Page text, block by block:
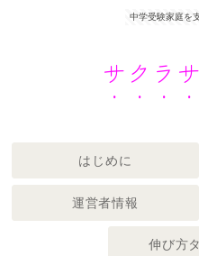
中学受験家庭を
サクラ
はじめに
運営者情報
伸び方